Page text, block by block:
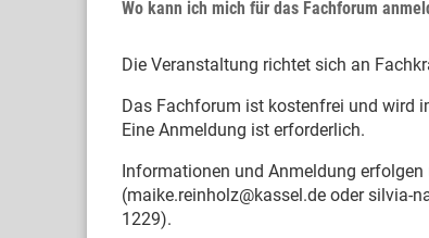
Wo kann ich mich für das Fachforum
Die Veranstaltung richtet sich an
Das Fachforum ist kostenfrei und wird
Eine Anmeldung ist erforderlich.
Informationen und Anmeldung
(maike.reinholz@kassel.de oder silvia-
1229).